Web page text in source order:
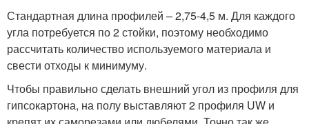
Стандартная длина профилей – 2,75-4,5 м. Для каждого
угла потребуется по 2 стойки, поэтому необходимо
рассчитать количество используемого материала и
свести отходы к минимуму.
Чтобы правильно сделать внешний угол из профиля для
гипсокартона, на полу выставляют 2 профиля UW и